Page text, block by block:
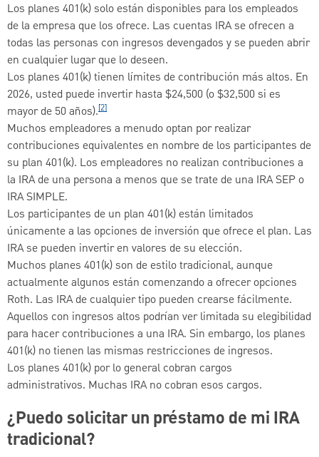
Los planes 401(k) solo están disponibles para los empleados
de la empresa que los ofrece. Las cuentas IRA se ofrecen a
todas las personas con ingresos devengados y se pueden abrir
en cualquier lugar que lo deseen.
Los planes 401(k) tienen límites de contribución más altos. En
2026, usted puede invertir hasta $24,500 (o $32,500 si es
mayor de 50 años).[2]
Muchos empleadores a menudo optan por realizar
contribuciones equivalentes en nombre de los participantes de
su plan 401(k). Los empleadores no realizan contribuciones a
la IRA de una persona a menos que se trate de una IRA SEP o
IRA SIMPLE.
Los participantes de un plan 401(k) están limitados
únicamente a las opciones de inversión que ofrece el plan. Las
IRA se pueden invertir en valores de su elección.
Muchos planes 401(k) son de estilo tradicional, aunque
actualmente algunos están comenzando a ofrecer opciones
Roth. Las IRA de cualquier tipo pueden crearse fácilmente.
Aquellos con ingresos altos podrían ver limitada su elegibilidad
para hacer contribuciones a una IRA. Sin embargo, los planes
401(k) no tienen las mismas restricciones de ingresos.
Los planes 401(k) por lo general cobran cargos
administrativos. Muchas IRA no cobran esos cargos.
¿Puedo solicitar un préstamo de mi IRA
tradicional?